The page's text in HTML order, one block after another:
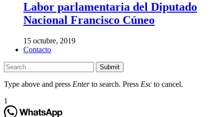
Labor parlamentaria del Diputado
Nacional Francisco Cúneo
15 octubre, 2019
Contacto
Submit
Type above and press Enterto search. Press Esc to cancel.
1